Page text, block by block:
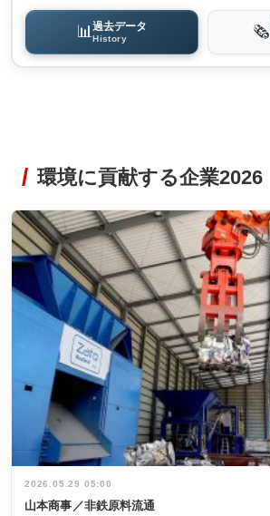
📊過去データ
History 🗞️
環境に貢献する企業2026
2026.05.29 05:00
山本商事／非鉄原料流通